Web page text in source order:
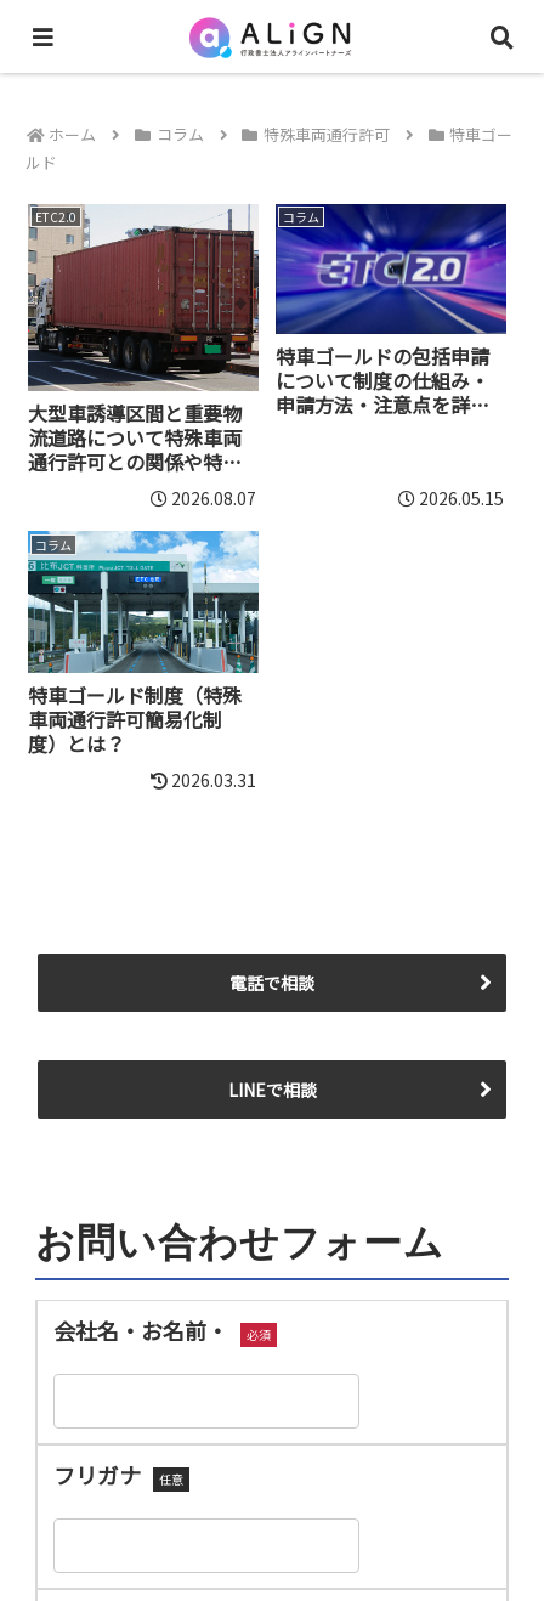
ホーム コラム 特殊車両通行許可
特車ゴー
ルド
ETC2.0
大型車誘導区間と重要物
流道路について特殊車両
通行許可との関係や特車
ゴールドの要件を解説
2026.08.07
コラム
特車ゴールドの包括申請
について制度の仕組み・
申請方法・注意点を詳し
2026.05.15
コラム
特車ゴールド制度（特殊
車両通行許可簡易化制
度）とは？
2026.03.31
電話で相談
LINEで相談
お問い合わせフォーム
会社名・お名前・ 必須
フリガナ 任意